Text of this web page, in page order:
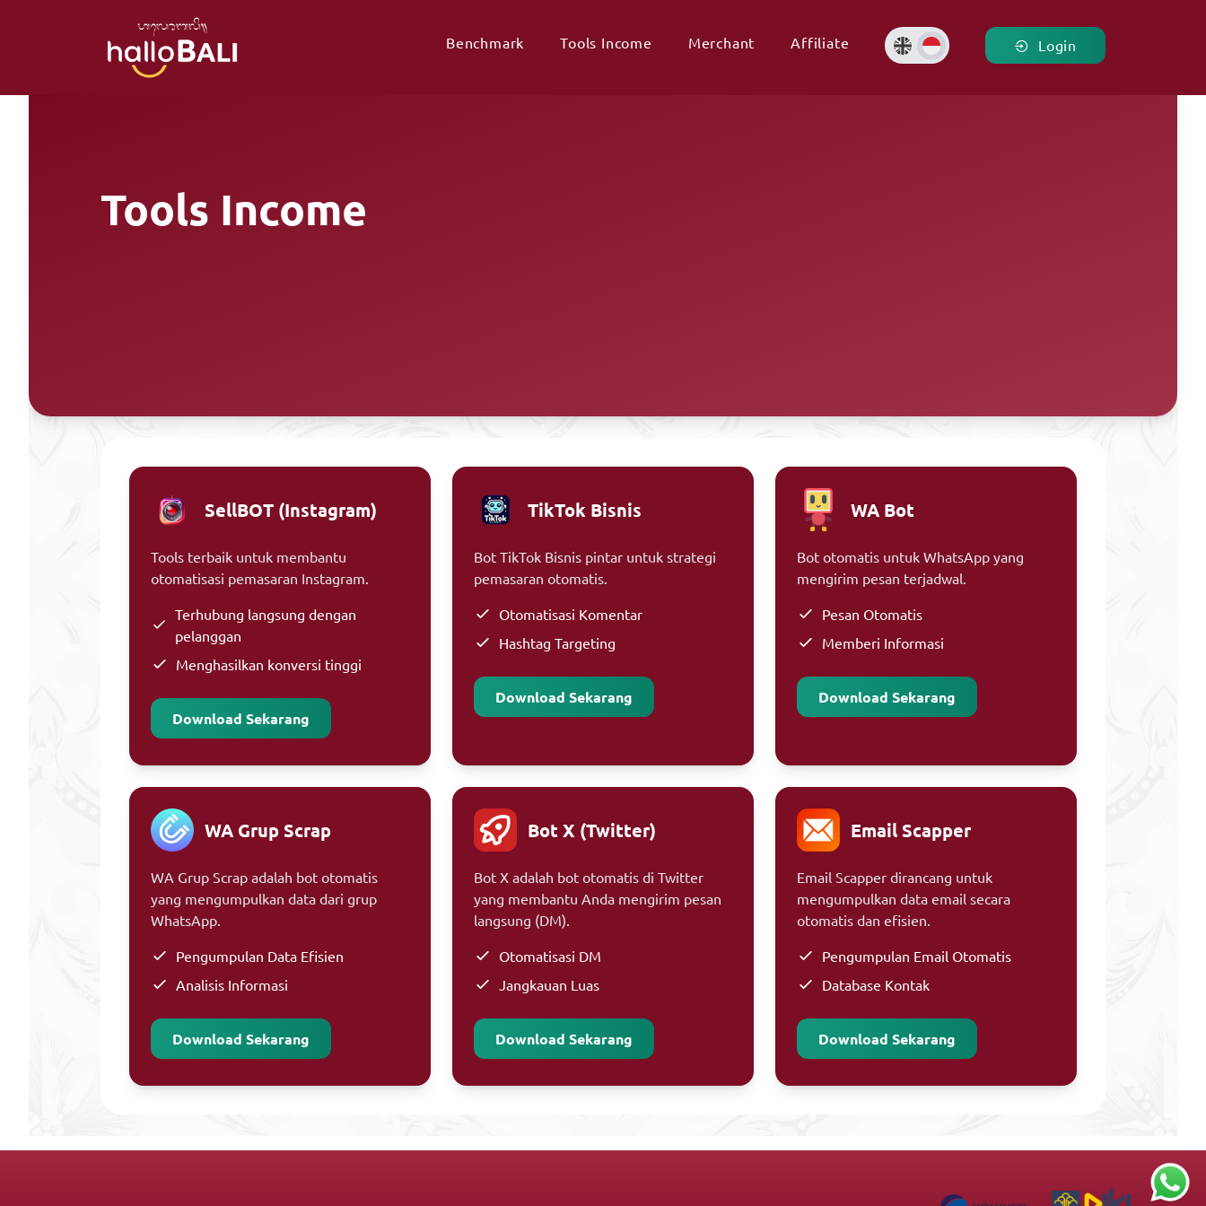
Benchmark Tools Income Merchant Affiliate Login
Tools Income
SellBOT (Instagram)
Tools terbaik untuk membantu
otomatisasi pemasaran Instagram.
Terhubung langsung dengan
pelanggan
Menghasilkan konversi tinggi
Download Sekarang
TikTok Bisnis
Bot TikTok Bisnis pintar untuk strategi
pemasaran otomatis.
Otomatisasi Komentar
Hashtag Targeting
Download Sekarang
WA Bot
Bot otomatis untuk WhatsApp yang
mengirim pesan terjadwal.
Pesan Otomatis
Memberi Informasi
Download Sekarang
WA Grup Scrap
WA Grup Scrap adalah bot otomatis
yang mengumpulkan data dari grup
WhatsApp.
Pengumpulan Data Efisien
Analisis Informasi
Download Sekarang
Bot X (Twitter)
Bot X adalah bot otomatis di Twitter
yang membantu Anda mengirim pesan
langsung (DM).
Otomatisasi DM
Jangkauan Luas
Download Sekarang
Email Scapper
Email Scapper dirancang untuk
mengumpulkan data email secara
otomatis dan efisien.
Pengumpulan Email Otomatis
Database Kontak
Download Sekarang